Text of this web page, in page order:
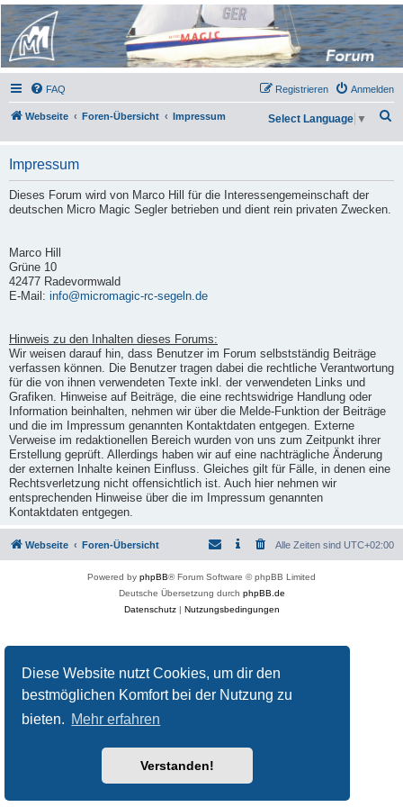
Diese Website nutzt Cookies, um dir den
bestmöglichen Komfort bei der Nutzung zu
bieten. Mehr erfahren
Verstanden!
Micro Magic Forum
Deutschland
FAQ Anmelden
Registrieren
Webseite Foren-Übersicht Impressum
h
Select Language ▼
Impressum
Dieses Forum wird von Marco Hill für die Interessengemeinschaft der
deutschen Micro Magic Segler betrieben und dient rein privaten Zwecken.
Marco Hill
Grüne 10
42477 Radevormwald
E-Mail: info@micromagic-rc-segeln.de
Hinweis zu den Inhalten dieses Forums:
Wir weisen darauf hin, dass Benutzer im Forum selbstständig Beiträge
verfassen können. Die Benutzer tragen dabei die rechtliche Verantwortung
für die von ihnen verwendeten Texte inkl. der verwendeten Links und
Grafiken. Hinweise auf Beiträge, die eine rechtswidrige Handlung oder
Information beinhalten, nehmen wir über die Melde-Funktion der Beiträge
und die im Impressum genannten Kontaktdaten entgegen. Externe
Verweise im redaktionellen Bereich wurden von uns zum Zeitpunkt ihrer
Erstellung geprüft. Allerdings haben wir auf eine nachträgliche Änderung
der externen Inhalte keinen Einfluss. Gleiches gilt für Fälle, in denen eine
Rechtsverletzung nicht offensichtlich ist. Auch hier nehmen wir
entsprechenden Hinweise über die im Impressum genannten
Kontaktdaten entgegen.
Webseite Foren-Übersicht Alle Zeiten sind UTC+02:00
Powered by phpBB® Forum Software © phpBB Limited
Deutsche Übersetzung durch phpBB.de
Datenschutz| Nutzungsbedingungen